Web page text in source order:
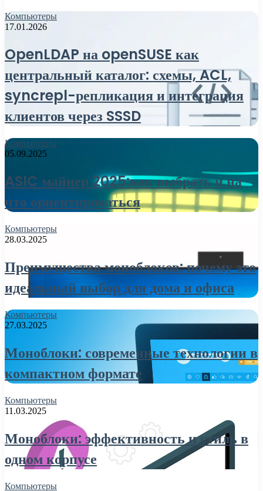
Компьютеры
17.01.2026
OpenLDAP на openSUSE как
центральный каталог: схемы, ACL,
syncrepl-репликация и интеграция
клиентов через SSSD
Компьютеры
05.09.2025
ASIC майнер 2025:как выбрать и на
что ориентироваться
Компьютеры
28.03.2025
Преимущества моноблоков: почему это
идеальный выбор для дома и офиса
Компьютеры
27.03.2025
Моноблоки: современные технологии в
компактном формате
Компьютеры
11.03.2025
Моноблоки: эффективность и стиль в
одном корпусе
Компьютеры